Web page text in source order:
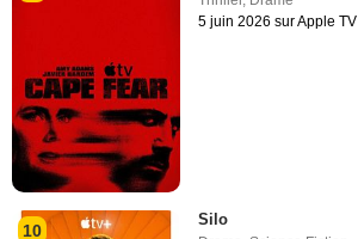
5 juin 2026 sur Apple TV
10
Silo